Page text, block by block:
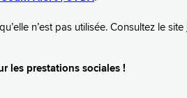
n’est pas utilisée. Consultez le site
les prestations sociales !